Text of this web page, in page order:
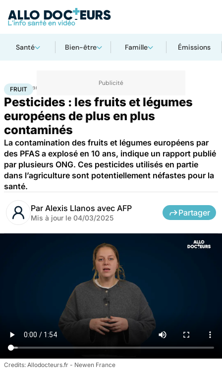
Santé Bien-être Famille Émissions
Accueil Santé Santé publiqueFruit
FRUIT
Pesticides : les fruits et légumes
européens de plus en plus
contaminés
La contamination des fruits et légumes européens par
des PFAS a explosé en 10 ans, indique un rapport publié
par plusieurs ONG. Ces pesticides utilisés en partie
dans l’agriculture sont potentiellement néfastes pour la
santé.
Par Alexis Llanos avec AFP
Mis à jour le 04/03/2025
Partager
Allodocteurs.fr - Newen France